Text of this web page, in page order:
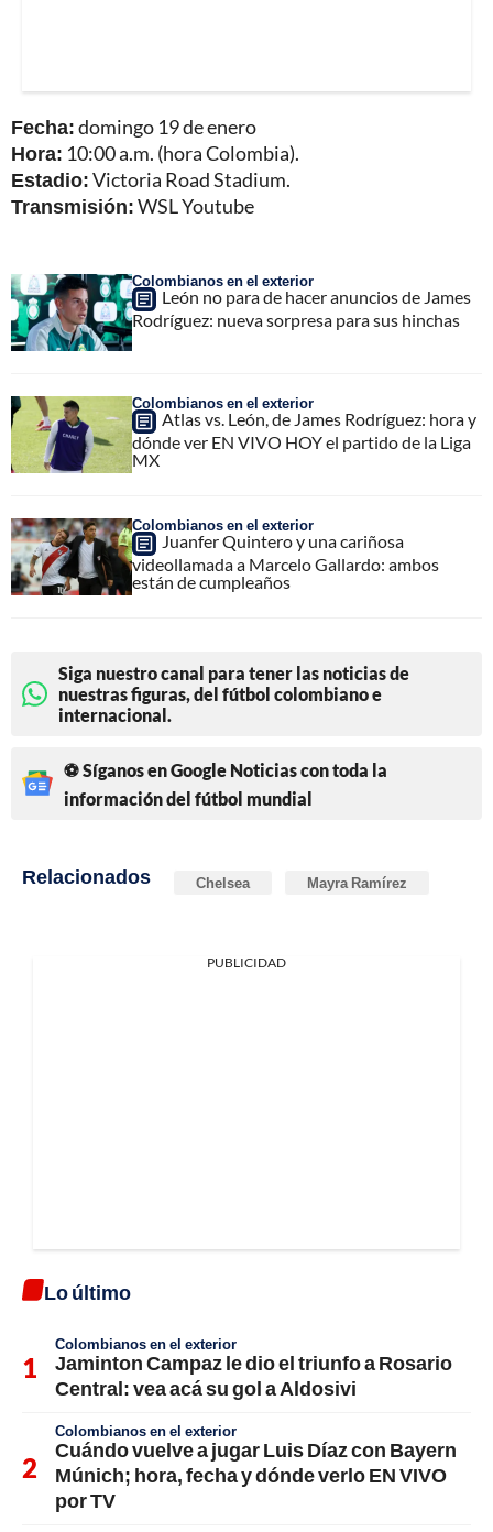
Fecha:domingo 19 de enero
Hora: 10:00 a.m. (hora Colombia).
Estadio:Victoria Road Stadium.
Transmisión:WSL Youtube
Colombianos en el exterior
León no para de hacer anuncios de James
Rodríguez: nueva sorpresa para sus hinchas
Colombianos en el exterior
Atlas vs. León, de James Rodríguez: hora y
dónde ver EN VIVO HOY el partido de la Liga
MX
Colombianos en el exterior
Juanfer Quintero y una cariñosa
videollamada a Marcelo Gallardo: ambos
están de cumpleaños
Siga nuestro canal para tener las noticias de
nuestras figuras, del fútbol colombiano e
internacional.
⚽ Síganos en Google Noticias con toda la
información del fútbol mundial
Relacionados Chelsea Mayra Ramírez
PUBLICIDAD
Lo último
Colombianos en el exterior
Jaminton Campaz le dio el triunfo a Rosario
Central: vea acá su gol a Aldosivi
Colombianos en el exterior
Cuándo vuelve a jugar Luis Díaz con Bayern
Múnich; hora, fecha y dónde verlo EN VIVO
por TV